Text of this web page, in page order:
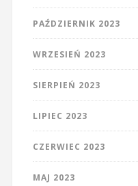
PAŹDZIERNIK 2023
WRZESIEŃ 2023
SIERPIEŃ 2023
LIPIEC 2023
CZERWIEC 2023
MAJ 2023